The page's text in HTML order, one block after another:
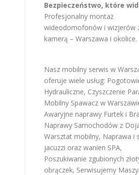
Bezpieczeństwo, które
Profesjonalny montaż
wideodomofonów i wizjerów
kamerą – Warszawa i okolice.
Nasz mobilny serwis w
oferuje wiele usług:
Hydrauliczne, Czyszczenie
Mobilny Spawacz w
Awaryjne naprawy Furtek i
Naprawy Samochodów z
Warsztat mobilny, Naprawa i
jacuzzi oraz wanien SPA,
Poszukiwanie zgubionych
obrączek, Serwisujemy